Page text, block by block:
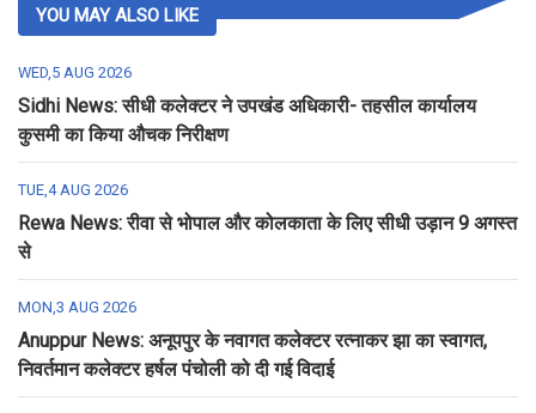
YOU MAY ALSO LIKE
WED,5 AUG 2026
Sidhi News: सीधी कलेक्टर ने उपखंड अधिकारी- तहसील कार्यालय
कुसमी का किया औचक निरीक्षण
TUE,4 AUG 2026
Rewa News: रीवा से भोपाल और कोलकाता के लिए सीधी उड़ान 9 अगस्त
से
MON,3 AUG 2026
Anuppur News: अनूपपुर के नवागत कलेक्टर रत्नाकर झा का स्वागत,
निवर्तमान कलेक्टर हर्षल पंचोली को दी गई विदाई